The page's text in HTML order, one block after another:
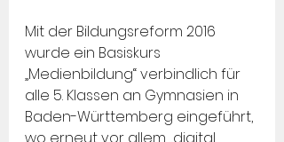
Mit der Bildungsreform 2016
wurde ein Basiskurs
„Medienbildung“ verbindlich für
alle 5. Klassen an Gymnasien in
Baden-Württemberg eingeführt,
wo erneut vor allem „digital